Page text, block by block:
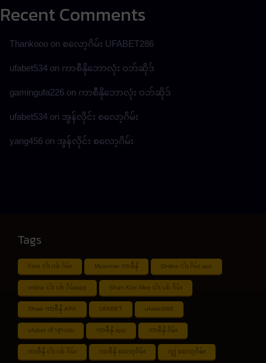
Recent Comments
Thankooo on စလော့ဂိမ်း UFABET286
ufabet534 on ကာစီနိုဘောလုံး ဝဘ်ဆိုဒ်
gamingufa226 on ကာစီနိုဘောလုံး ဝဘ်ဆိုဒ်
ufabet534 on အွန်လိုင်း စလော့ဂိမ်း
yang456 on အွန်လိုင်း စလော့ဂိမ်း
Tags
Free ငါး ပစ် ဂိမ်း Myanmar ကာစီနို Online ငါး ဂိမ်း apk
online ငါး ပစ် ဂိမ်းapp Shan Koe Mee ငါး ပစ် ဂိမ်း
Shwe ကာစီနို APK UFABET ufabet888
ufabet เข้าสู่ระบบ ကာစီနို app ကာစီနို ဂိမ်း
ကာစီနို ငါး ပစ် ဂိမ်း ကာစီနို စလော့ဂိမ်း ကျွဲ စလော့ဂိမ်း